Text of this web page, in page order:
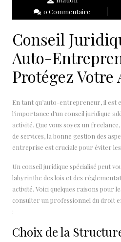
0 Commentaire
Conseil
Auto-
Protégez Votre
En tant qu’auto-entrepreneur, il est
l’importance d’un conseil juridique
activité. Que vous soyez un
de services, la bonne gestion des
entreprise est cruciale pour éviter
Un conseil juridique spécialisé peut
labyrinthe des lois et des
activité. Voici quelques raisons pour
consulter un professionnel du droit
:
Choix de la